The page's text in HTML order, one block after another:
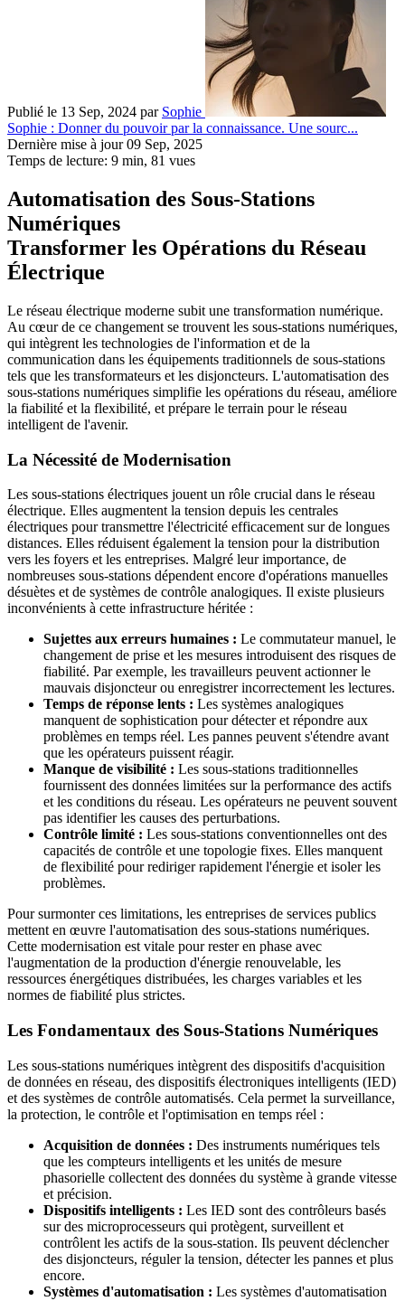
Publié le 13 Sep, 2024 par Sophie
Sophie : Donner du pouvoir par la connaissance. Une sourc...
Dernière mise à jour 09 Sep, 2025
Temps de lecture: 9 min, 81 vues
Automatisation des Sous-Stations
Numériques
Transformer les Opérations du Réseau
Électrique
Le réseau électrique moderne subit une transformation numérique.
Au cœur de ce changement se trouvent les sous-stations numériques,
qui intègrent les technologies de l'information et de la
communication dans les équipements traditionnels de sous-stations
tels que les transformateurs et les disjoncteurs. L'automatisation des
sous-stations numériques simplifie les opérations du réseau, améliore
la fiabilité et la flexibilité, et prépare le terrain pour le réseau
intelligent de l'avenir.
La Nécessité de Modernisation
Les sous-stations électriques jouent un rôle crucial dans le réseau
électrique. Elles augmentent la tension depuis les centrales
électriques pour transmettre l'électricité efficacement sur de longues
distances. Elles réduisent également la tension pour la distribution
vers les foyers et les entreprises. Malgré leur importance, de
nombreuses sous-stations dépendent encore d'opérations manuelles
désuètes et de systèmes de contrôle analogiques. Il existe plusieurs
inconvénients à cette infrastructure héritée :
Sujettes aux erreurs humaines : Le commutateur manuel, le
changement de prise et les mesures introduisent des risques de
fiabilité. Par exemple, les travailleurs peuvent actionner le
mauvais disjoncteur ou enregistrer incorrectement les lectures.
Temps de réponse lents : Les systèmes analogiques
manquent de sophistication pour détecter et répondre aux
problèmes en temps réel. Les pannes peuvent s'étendre avant
que les opérateurs puissent réagir.
Manque de visibilité : Les sous-stations traditionnelles
fournissent des données limitées sur la performance des actifs
et les conditions du réseau. Les opérateurs ne peuvent souvent
pas identifier les causes des perturbations.
Contrôle limité : Les sous-stations conventionnelles ont des
capacités de contrôle et une topologie fixes. Elles manquent
de flexibilité pour rediriger rapidement l'énergie et isoler les
problèmes.
Pour surmonter ces limitations, les entreprises de services publics
mettent en œuvre l'automatisation des sous-stations numériques.
Cette modernisation est vitale pour rester en phase avec
l'augmentation de la production d'énergie renouvelable, les
ressources énergétiques distribuées, les charges variables et les
normes de fiabilité plus strictes.
Les Fondamentaux des Sous-Stations Numériques
Les sous-stations numériques intègrent des dispositifs d'acquisition
de données en réseau, des dispositifs électroniques intelligents (IED)
et des systèmes de contrôle automatisés. Cela permet la surveillance,
la protection, le contrôle et l'optimisation en temps réel :
Acquisition de données : Des instruments numériques tels
que les compteurs intelligents et les unités de mesure
phasorielle collectent des données du système à grande vitesse
et précision.
Dispositifs intelligents : Les IED sont des contrôleurs basés
sur des microprocesseurs qui protègent, surveillent et
contrôlent les actifs de la sous-station. Ils peuvent déclencher
des disjoncteurs, réguler la tension, détecter les pannes et plus
encore.
Systèmes d'automatisation : Les systèmes d'automatisation